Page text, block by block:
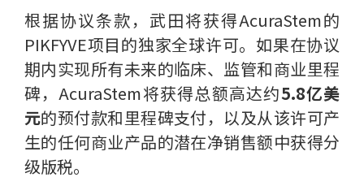
根据协议条款，武田将获得AcuraStem的
PIKFYVE项目的独家全球许可。如果在协议
期内实现所有未来的临床、监管和商业里程
碑，AcuraStem将获得总额高达约5.8亿美
元的预付款和里程碑支付，以及从该许可产
生的任何商业产品的潜在净销售额中获得分
级版税。